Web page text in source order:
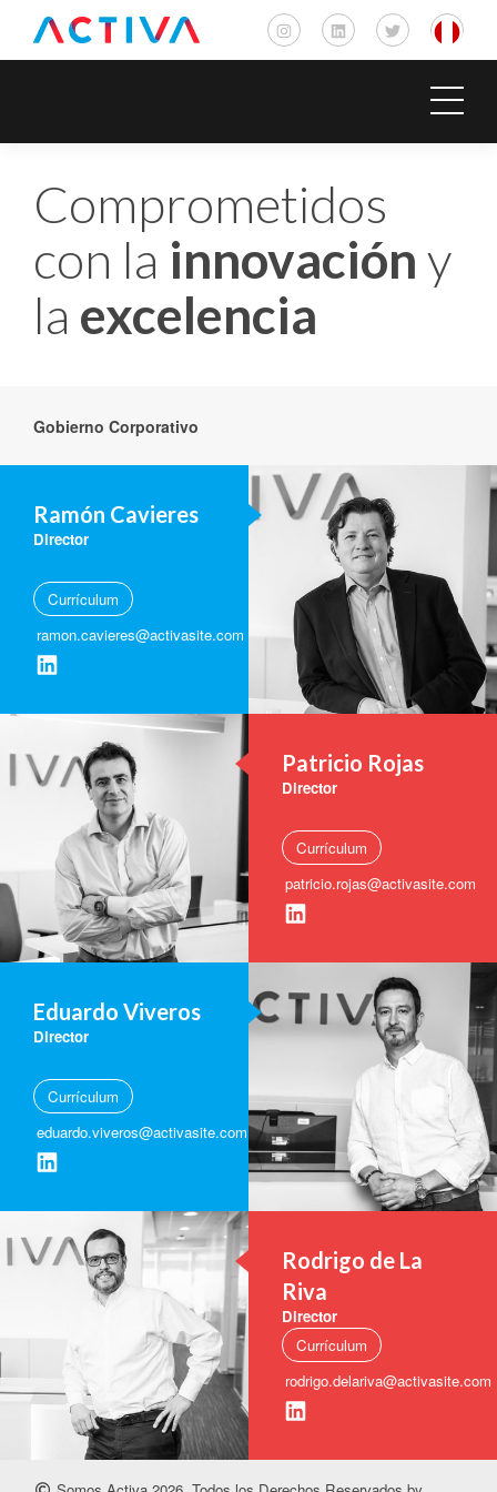
Comprometidos
con la innovación y
la excelencia
Gobierno Corporativo
Ramón Cavieres
Director
Currículum
ramon.cavieres@activasite.com
Patricio Rojas
Director
Currículum
patricio.rojas@activasite.com
Eduardo Viveros
Director
Currículum
eduardo.viveros@activasite.com
Rodrigo de La
Riva
Director
Currículum
rodrigo.delariva@activasite.com